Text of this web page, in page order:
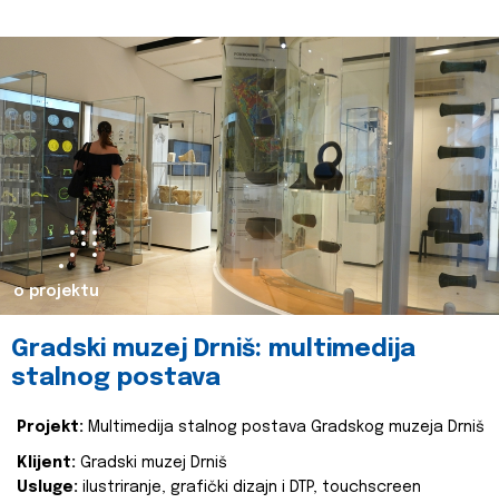
o projektu
Gradski muzej Drniš: multimedija
stalnog postava
Projekt: Multimedija stalnog postava Gradskog muzeja Drniš
Klijent: Gradski muzej Drniš
Usluge: ilustriranje, grafički dizajn i DTP, touchscreen